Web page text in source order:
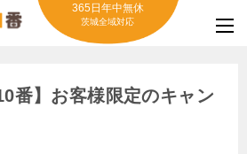
365日年中無休
茨城全域対応
番】お客様限定のキャン